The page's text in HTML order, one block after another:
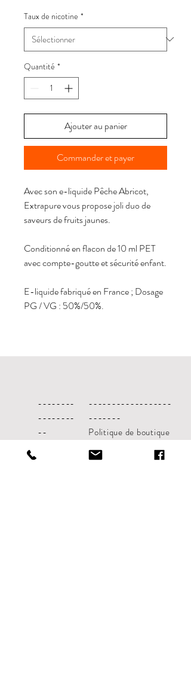
Taux de nicotine *
Quantité *
Ajouter au panier
Commander et payer
Avec son e-liquide Pêche Abricot,
Extrapure vous propose joli duo de
saveurs de fruits jaunes.
Conditionné en flacon de 10 ml PET
avec compte-goutte et sécurité enfant.
E-liquide fabriqué en France ; Dosage
PG / VG : 50%/50%.
--------
--------
--
------------------
-------
Politique de boutique
Paiements
Politique de cookies